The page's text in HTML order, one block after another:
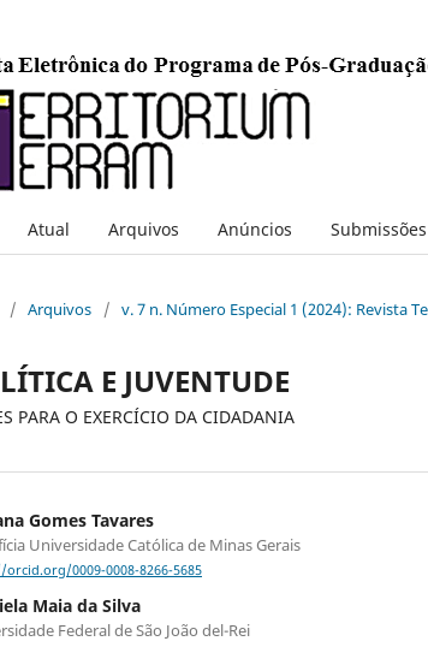
Atual Arquivos Anúncios Submissões
/ Arquivos / v. 7 n. Número Especial 1 (2024): Revista
E JUVENTUDE
PARA O EXERCÍCIO DA CIDADANIA
Gomes Tavares
Universidade Católica de Minas Gerais
0009-0008-8266-5685
Maia da Silva
Federal de São João del-Rei